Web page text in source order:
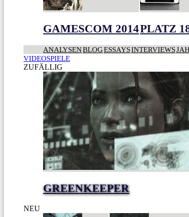
GAMESCOM 2014PLATZ
ANALYSENBLOGESSAYSINTERVIEWS
VIDEOSPIELE
ZUFÄLLIG
GREENKEEPER
NEU